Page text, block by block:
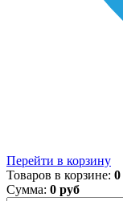
Перейти в корзину
Товаров в корзине: 0
Сумма: 0 руб